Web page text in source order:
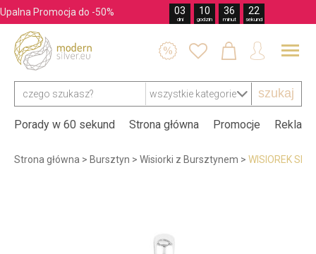
Upalna Promocja do -50% 03
dni
10
godzin
36
minut
21
sekund
szukaj
   
Porady w 60 sekund Strona główna Promocje
Strona główna > Bursztyn > Wisiorki z Bursztynem > WISIOREK